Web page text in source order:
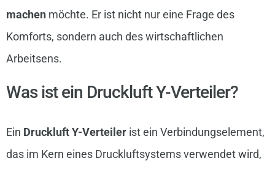
machenmöchte. Er ist nicht nur eine Frage des
Komforts, sondern auch des wirtschaftlichen
Arbeitsens.
Was ist ein Druckluft Y-Verteiler?
Ein Druckluft Y-Verteilerist ein Verbindungselement,
das im Kern eines Druckluftsystems verwendet wird,